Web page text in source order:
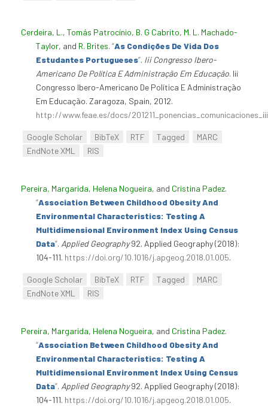
Cerdeira, L., Tomás Patrocínio, B. G Cabrito, M. L. Machado-
Taylor, and R. Brites. “As Condições De Vida Dos
Estudantes Portugueses”. Iii Congresso Ibero-
Americano De Política E Administração Em Educação. Iii
Congresso Ibero-Americano De Política E Administração
Em Educação. Zaragoza, Spain, 2012.
http://www.feae.es/docs/
Google Scholar BibTeX RTF Tagged
MARC
EndNote XML
RIS
Pereira, Margarida, Helena Nogueira, and Cristina Padez.
“Association Between Childhood Obesity And
Environmental Characteristics: Testing A
Multidimensional Environment Index Using Census
Data”. Applied Geography92. Applied Geography (2018):
104-111. https://doi.org/10.1016/j.apgeog.2018.01.005.
Google Scholar BibTeX RTF Tagged
MARC
EndNote XML
RIS
Pereira, Margarida, Helena Nogueira, and Cristina Padez.
“Association Between Childhood Obesity And
Environmental Characteristics: Testing A
Multidimensional Environment Index Using Census
Data”. Applied Geography92. Applied Geography (2018):
104-111. https://doi.org/10.1016/j.apgeog.2018.01.005.